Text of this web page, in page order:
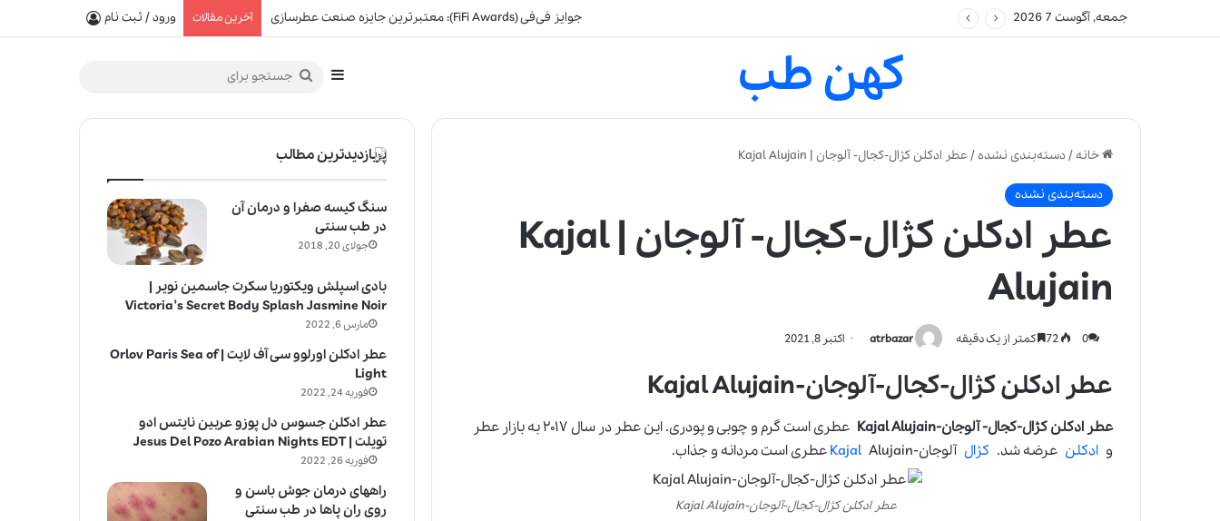
جمعه, آگوست 7 2026 آخرین مقالات جوایز فی‌فی (FiFi Awards): معتبرترین جایزه صنعت عطرسازی ورود / ثبت نام
کهن طب سایدبارجستجو
خانه/دسته‌بندی نشده/عطر ادکلن کژال-کجال- آلوجان | Kajal Alujain
دسته‌بندی نشده
عطر ادکلن کژال-کجال- آلوجان | Kajal
Alujain
atrbazar اکتبر 8, 2021 0 کمتر از یک دقیقه
عطر ادکلن کژال-کجال-آلوجان-Kajal Alujain
عطر ادکلن کژال-کجال- آلوجان-Kajal Alujain
عطری است گرم و چوبی و پودری. این عطر در سال ۲۰۱۷ به بازار عطر
و ادکلن عرضه شد. کژال آلوجان- KajalAlujain عطری است مردانه و جذاب.
عطر ادکلن کژال-کجال-آلوجان-Kajal Alujain
پربازدیدترین مطالب
سنگ کیسه صفرا و درمان آن
در طب سنتی
جولای 20, 2018
بادی اسپلش ویکتوریا سکرت جاسمین نویر |
Victoria’s Secret Body Splash Jasmine Noir
مارس 6, 2022
عطر ادکلن اورلوو سی آف لایت | Orlov Paris Sea of
Light
فوریه 24, 2022
عطر ادکلن جسوس دل پوزو عربین نایتس ادو
تویلت | Jesus Del Pozo Arabian Nights EDT
فوریه 26, 2022
راههای درمان جوش باسن و
روی ران پاها در طب سنتی